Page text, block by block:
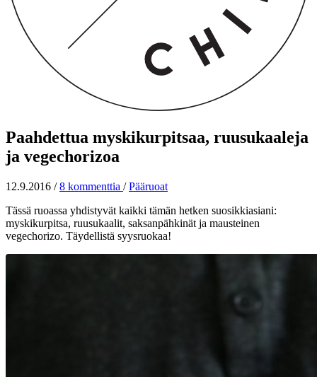
Paahdettua myskikurpitsaa, ruusukaaleja
ja vegechorizoa
12.9.2016 / 8 kommenttia / Pääruoat
Tässä ruoassa yhdistyvät kaikki tämän hetken suosikkiasiani:
myskikurpitsa, ruusukaalit, saksanpähkinät ja mausteinen
vegechorizo. Täydellistä syysruokaa!